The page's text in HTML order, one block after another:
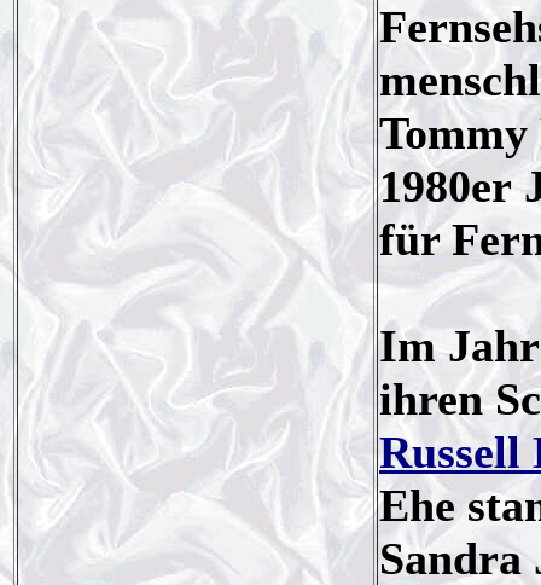
1980er
für
Im
ihren
Russell
Ehe
Sandra